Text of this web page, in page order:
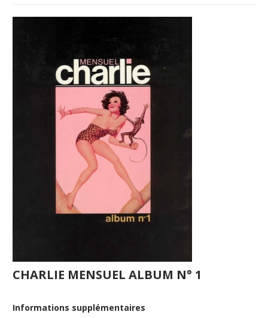
CHARLIE MENSUEL ALBUM N° 1
Informations supplémentaires